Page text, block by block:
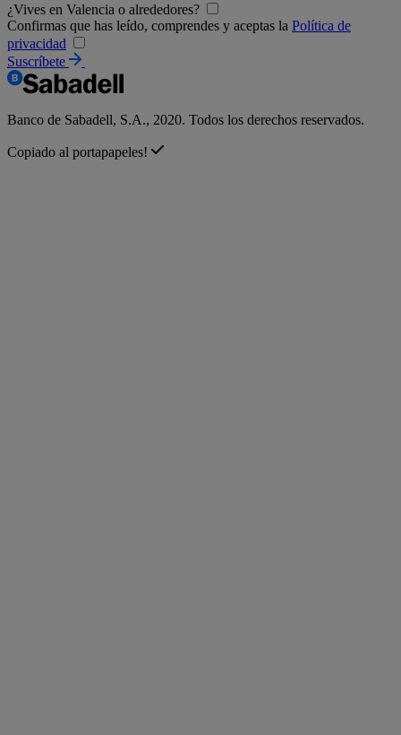
¿Vives en Valencia o alrededores?
Confirmas que has leído, comprendes y aceptas la Política de
privacidad
Suscríbete
Banco de Sabadell, S.A., 2020. Todos los derechos reservados.
Copiado al portapapeles!